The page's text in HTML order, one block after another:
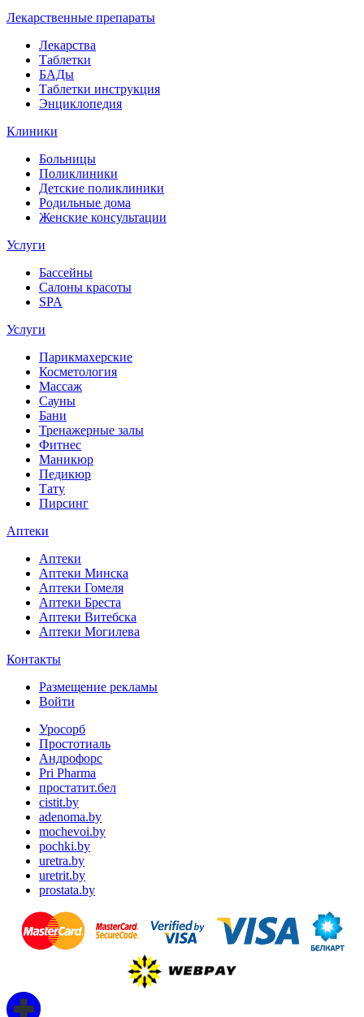
Лекарственные препараты
Лекарства
Таблетки
БАДы
Таблетки инструкция
Энциклопедия
Клиники
Больницы
Поликлиники
Детские поликлиники
Родильные дома
Женские консультации
Услуги
Бассейны
Салоны красоты
SPA
Услуги
Парикмахерские
Косметология
Массаж
Сауны
Бани
Тренажерные залы
Фитнес
Маникюр
Педикюр
Тату
Пирсинг
Аптеки
Аптеки
Аптеки Минска
Аптеки Гомеля
Аптеки Бреста
Аптеки Витебска
Аптеки Могилева
Контакты
Размещение рекламы
Войти
Уросорб
Простотиаль
Андрофорс
Pri Pharma
простатит.бел
cistit.by
adenoma.by
mochevoi.by
pochki.by
uretra.by
uretrit.by
prostata.by